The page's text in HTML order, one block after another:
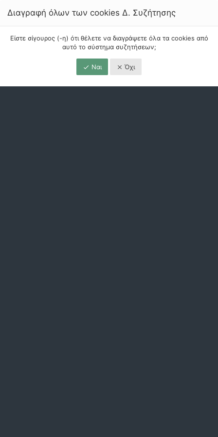
Διαγραφή όλων των cookies Δ. Συζήτησης
Είστε σίγουρος (-η) ότι θέλετε να διαγράψετε όλα τα cookies από
αυτό το σύστημα συζητήσεων;
Ναι Όχι